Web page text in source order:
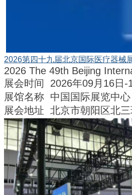
2026第四十九届北京国际医疗器械
2026 The 49th Beijing
展会时间 2026年09月16日-
展馆名称 中国国际展览中心
展会地址 北京市朝阳区北